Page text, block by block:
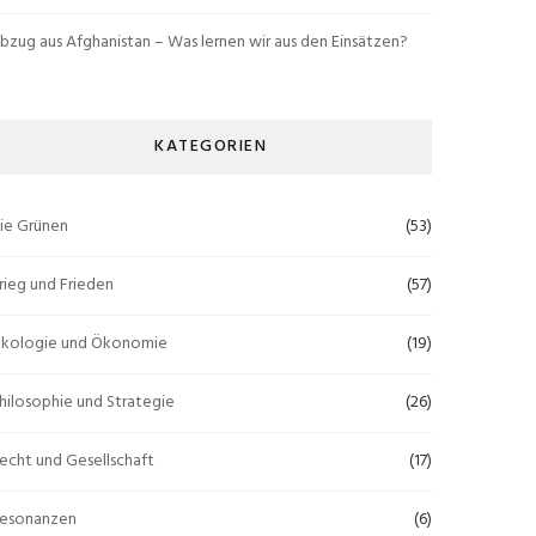
aus Afghanistan – Was lernen wir aus den Einsätzen?
KATEGORIEN
Grünen (53)
und Frieden (57)
und Ökonomie (19)
und Strategie (26)
und Gesellschaft (17)
(6)